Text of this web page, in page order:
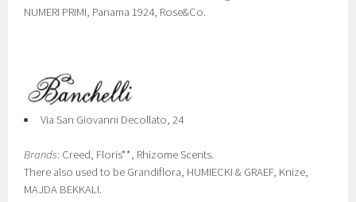
NUMERI PRIMI, Panama 1924, Rose&Co.
Via San Giovanni Decollato, 24
Brands: Creed, Floris**, Rhizome Scents.
There also used to be Grandiflora, HUMIECKI & GRAEF, Knize,
MAJDA BEKKALI.